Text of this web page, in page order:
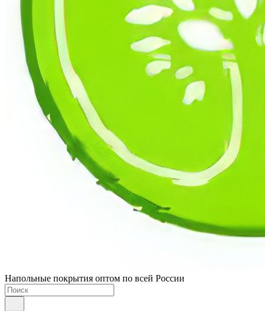
Напольные покрытия оптом по всей России